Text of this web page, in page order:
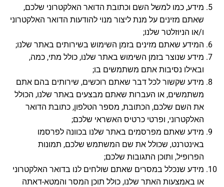
מידע, כמו למשל השם וכתובת הדואר האלקטרוני שלכם,
שאתם מזינים על מנת ליצור מנוי להודעות הדואר האלקטרוני
ו/או הניוזלטר שלנו;
המידע שאתם מזינים בזמן השימוש בשירותים באתר שלנו;
מידע שנוצר בזמן השימוש באתר שלנו, כולל מתי, כמה,
ובאילו נסיבות אתם משתמשים בו;
מידע שקשור לכל דבר שאתם רוכשים, שירותים בהם אתם
משתמשים, או העברות שאתם מבצעים באתר שלנו, הכולל
את השם שלכם, הכתובת, מספר הטלפון, כתובת הדואר
האלקטרוני, ופרטי כרטיס האשראי שלכם;
מידע שאתם מפרסמים באתר שלנו בכוונה לפרסמו
באינטרנט, שכולל את שם המשתמש שלכם, תמונות
הפרופיל, ותוכן התגובות שלכם;
מידע שנכלל במסרים שאתם שולחים לנו בדואר האלקטרוני
או באמצעות האתר שלנו, כולל תוכן המסר והמטא-דאתה